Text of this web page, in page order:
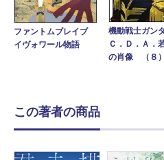
ファントムブレイブ
イヴォワール物語
機動戦士ガン
Ｃ．Ｄ．Ａ．
の肖像 （８）
この著者の商品